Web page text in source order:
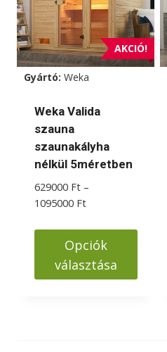
van.
A
változatok
a
termékoldalon
választhatók
ki
AKCIÓ!
Gyártó: Weka
Weka Valida
szauna
szaunakályha
nélkül 5méretben
629000 Ft –
1095000 FtÁrtartomány:
-
1095000 Ft
Opciók
választása